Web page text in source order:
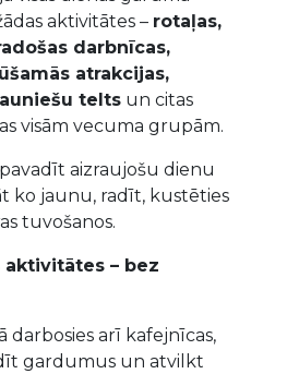
aktivitātes – rotaļas,
darbnīcas,
atrakcijas,
teltsun citas
visām vecuma grupām.
aizraujošu dienu
ko jaunu, radīt, kustēties
tuvošanos.
aktivitātes – bez
darbosies arī kafejnīcas,
gardumus un atvilkt